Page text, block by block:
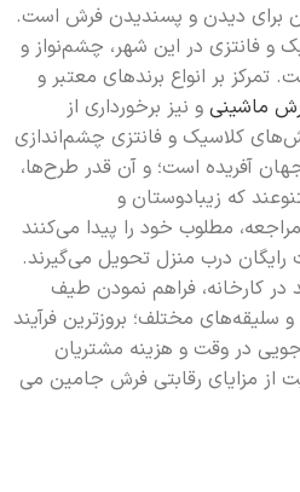
برای دیدن و پسندیدن فرش است.
و فانتزی در این شهر، چشم‌نواز و
تمرکز بر انواع برندهای معتبر و
ماشینی و نیز برخورداری از
کلاسیک و فانتزی چشم‌اندازی
آفریده است؛ و آن قدر طرح‌ها،
که زیبادوستان و
مطلوب خود را پیدا می‌کنند
رایگان درب منزل تحویل می‌گیرند.
کارخانه، فراهم نمودن طیف
مختلف؛ بروزترین فرآیند
در وقت و هزینه مشتریان
مزایای رقابتی فرش جامین می